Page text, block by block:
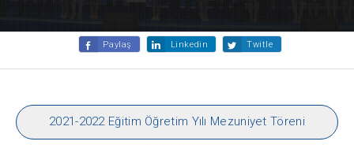
Paylaş Linkedin Twitle
2021-2022 Eğitim Öğretim Yılı Mezuniyet Töreni